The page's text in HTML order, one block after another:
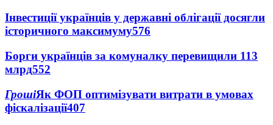
Інвестиції українців у державні облігації досягли
історичного максимуму576
Борги українців за комуналку перевищили 113
млрд552
ГрошіЯк ФОП оптимізувати витрати в умовах
фіскалізації407